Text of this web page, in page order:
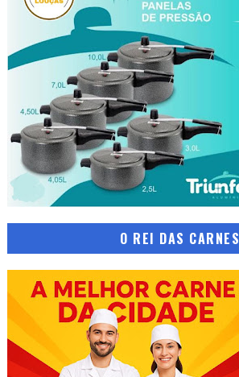
O REI DAS CARNES